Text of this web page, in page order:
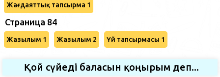
Жағдаяттық тапсырма 1
Страница 84
Жазылым 1 Жазылым 2 Үй тапсырмасы 1
Қой сүйеді баласын қоңырым деп...